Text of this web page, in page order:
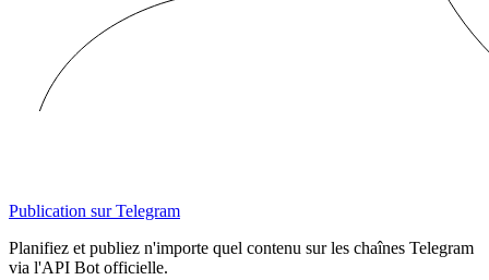
Publication sur Telegram
Planifiez et publiez n'importe quel contenu sur les chaînes Telegram
via l'API Bot officielle.